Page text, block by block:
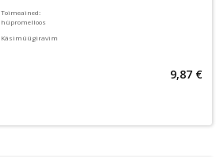
Toimeained:
hüpromelloos
Käsimüügiravim
9,87 €